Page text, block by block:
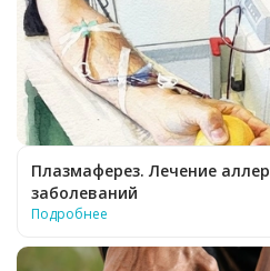
Плазмаферез. Лечение
заболеваний
Подробнее